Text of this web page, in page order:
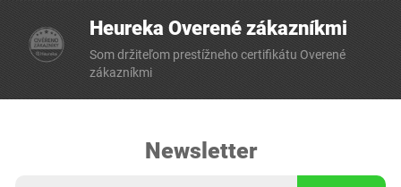
Heureka Overené zákazníkmi
Som držiteľom prestížneho certifikátu Overené
zákazníkmi
Newsletter